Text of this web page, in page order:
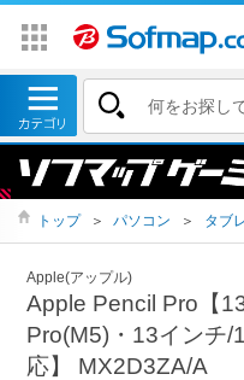
トップ ＞ パソコン ＞ タブ
Apple(アップル)
Apple Pencil Pro【
Pro(M5)・13インチ/
応】 MX2D3ZA/A